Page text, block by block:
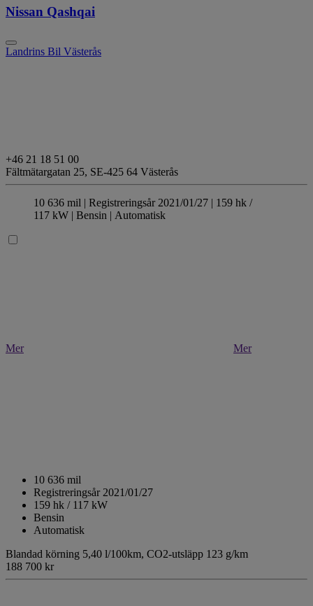
Nissan Qashqai
Landrins Bil Västerås
+46 21 18 51 00
Fältmätargatan 25, SE-425 64 Västerås
10 636 mil | Registreringsår 2021/01/27 | 159 hk /
117 kW | Bensin | Automatisk
Mer Mer
10 636 mil
Registreringsår 2021/01/27
159 hk / 117 kW
Bensin
Automatisk
Blandad körning 5,40 l/100km, CO2-utsläpp 123 g/km
188 700 kr